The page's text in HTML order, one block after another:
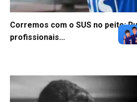
Corremos com o SUS no peito:
profissionais...